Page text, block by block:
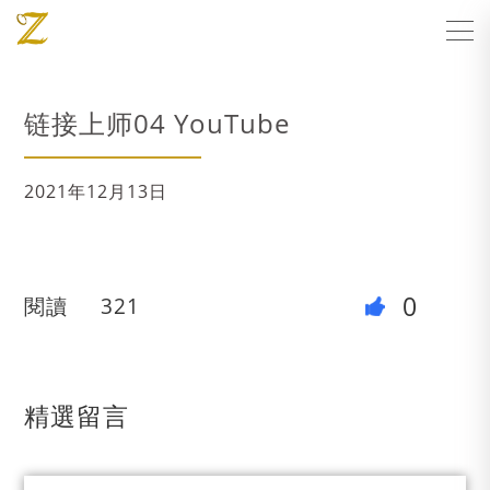
链接上师04 YouTube
2021年12月13日
閱讀 321 0
精選留言